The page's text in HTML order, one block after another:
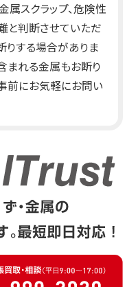
スクラップ、危険性
と判断させていただ
りする場合がありま
まれる金属もお断り
前にお気軽にお問い